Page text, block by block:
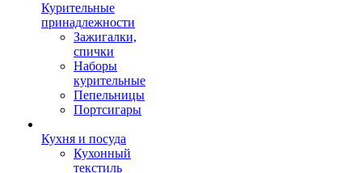
Курительные
принадлежности
Зажигалки,
спички
Наборы
курительные
Пепельницы
Портсигары
Кухня и посуда
Кухонный
текстиль